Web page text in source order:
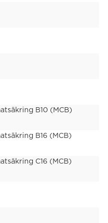
B10 (MCB)
B16 (MCB)
C16 (MCB)